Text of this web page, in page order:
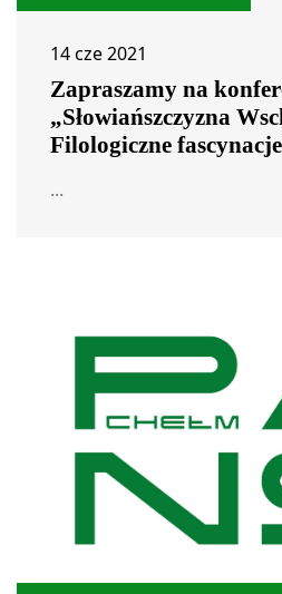
14 cze 2021
Zapraszamy na
„Słowiańszczyzna
Filologiczne
...